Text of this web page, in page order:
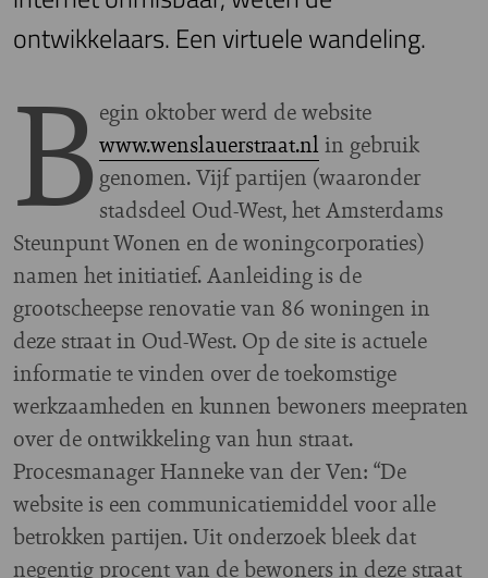
ontwikkelaars. Een virtuele wandeling.
B egin oktober werd de website
www.wenslauerstraat.nl in gebruik
genomen. Vijf partijen (waaronder
stadsdeel Oud-West, het Amsterdams
Steunpunt Wonen en de woningcorporaties)
namen het initiatief. Aanleiding is de
grootscheepse renovatie van 86 woningen in
deze straat in Oud-West. Op de site is actuele
informatie te vinden over de toekomstige
werkzaamheden en kunnen bewoners meepraten
over de ontwikkeling van hun straat.
Procesmanager Hanneke van der Ven: “De
website is een communicatiemiddel voor alle
betrokken partijen. Uit onderzoek bleek dat
negentig procent van de bewoners in deze straat